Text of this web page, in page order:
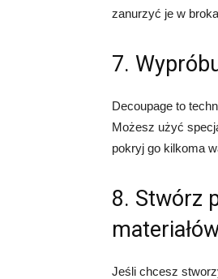
zanurzyć je w
7.
Decoupage to
Możesz użyć
pokryj go kilkoma
8. Stwórz
Jeśli chcesz